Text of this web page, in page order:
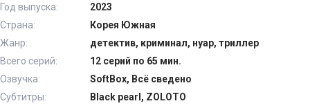
Год выпуска:
2023
Страна:
Корея Южная
Жанр:
детектив, криминал, нуар, триллер
Всего серий:
12 серий по 65 мин.
Озвучка:
SoftBox, Всё сведено
Субтитры:
Black pearl, ZOLOTO